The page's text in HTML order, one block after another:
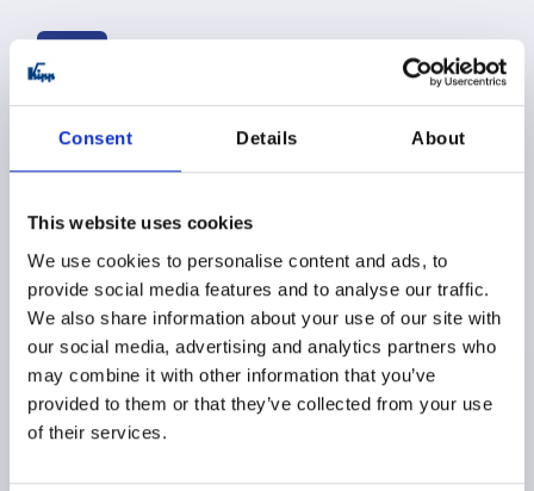
Consent Details About
This website uses cookies
We use cookies to personalise content and ads, to
provide social media features and to analyse our traffic.
We also share information about your use of our site with
our social media, advertising and analytics partners who
may combine it with other information that you’ve
provided to them or that they’ve collected from your use
of their services.
PVPS desde$32.40
más IVA
más gastos de envío
DETALLES